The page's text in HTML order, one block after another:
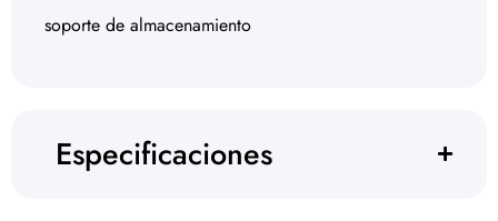
soporte de almacenamiento
Especificaciones